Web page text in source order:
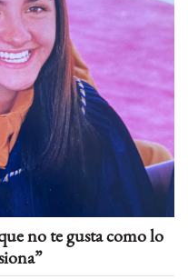
no te gusta como lo